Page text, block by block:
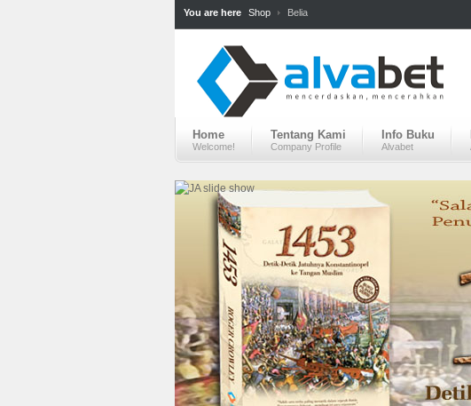
You are here Shop Belia
Home
Welcome!
Tentang Kami
Company Profile
Info Buku
Alvabet